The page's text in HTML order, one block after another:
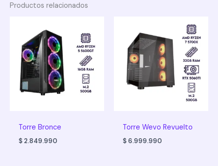
Productos relacionados
Torre Bronce
$2.849.990
Torre Wevo Revuelto
$6.999.990